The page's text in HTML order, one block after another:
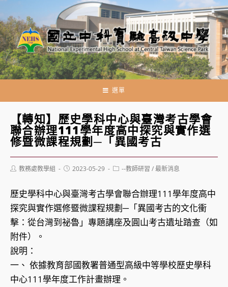
轉
至
主
要
內
選單
【轉知】歷史學科中心與臺灣考古學會
聯合辦理111學年度高中探究與實作選
修暨微課程規劃─「異國考古
Post教務處教學組
Post2023-05-29
Post--教師研習 /最新消息
歷史學科中心與臺灣考古學會聯合辦理111學年度高中
探究與實作選修暨微課程規劃─「異國考古的文化衝
擊：從台灣到祕魯」專題講座及圓山考古遺址踏查（如
附件）。
說明：
一、 依據教育部國教署普通型高級中等學校歷史學科
中心111學年度工作計畫辦理。